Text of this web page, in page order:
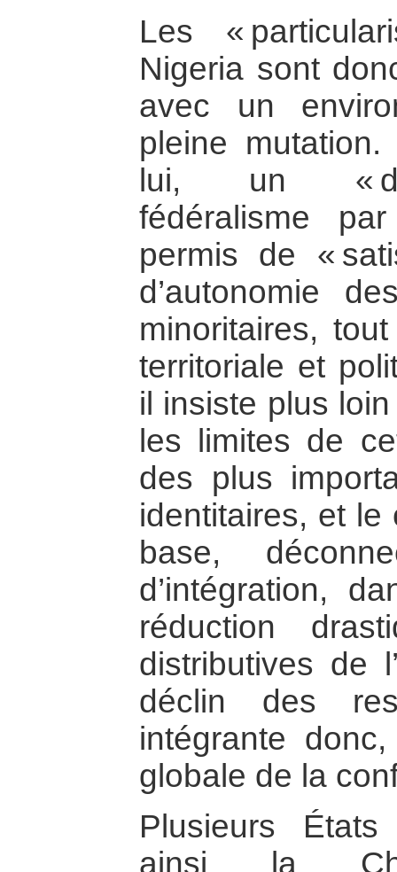
Les «
Nigeria sont
avec un
pleine
lui, un «
fédéralisme
permis de «
d’autonomie
minoritaires,
territoriale et
il insiste plus
les limites de
des plus
identitaires, et le
base,
d’intégration,
réduction
distributives de
déclin des
intégrante
globale de la
Plusieurs
ainsi la